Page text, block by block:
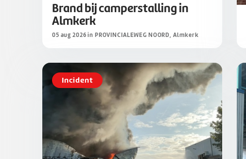
Brand bij camperstalling in
Almkerk
05 aug 2026 in PROVINCIALEWEG NOORD, Almkerk
Incident